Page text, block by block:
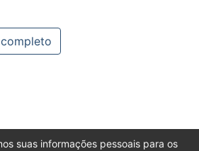
suas informações pessoais para os